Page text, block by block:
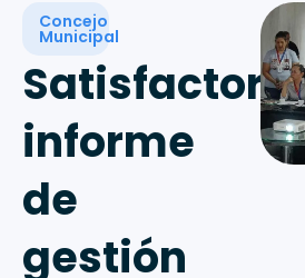
Concejo
Municipal
Satisfactorio
informe
de
gestión